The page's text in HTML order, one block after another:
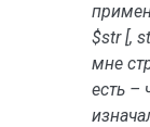
$str [,
мне
есть –